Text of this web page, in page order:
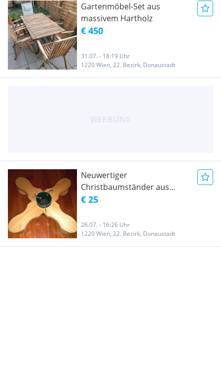
Gartenmöbel-Set aus
massivem Hartholz
€ 450
31.07. - 18:19 Uhr
1220 Wien, 22. Bezirk, Donaustadt
Neuwertiger
Christbaumständer aus
massivem Hartholz
€ 25
26.07. - 16:26 Uhr
1220 Wien, 22. Bezirk, Donaustadt